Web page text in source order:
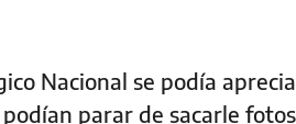
Nacional se podía
parar de sacarle fotos